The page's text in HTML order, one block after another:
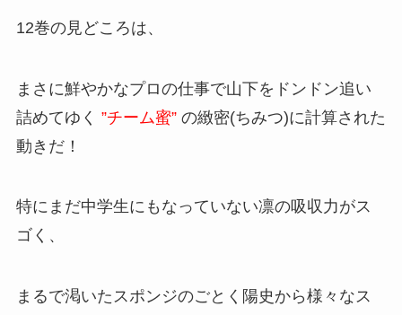
12巻の見どころは、
まさに鮮やかなプロの仕事で山下をドンドン追い
詰めてゆく ”チーム蜜”の緻密(ちみつ)に計算された
動きだ！
特にまだ中学生にもなっていない凛の吸収力がス
ゴく、
まるで渇いたスポンジのごとく陽史から様々なス